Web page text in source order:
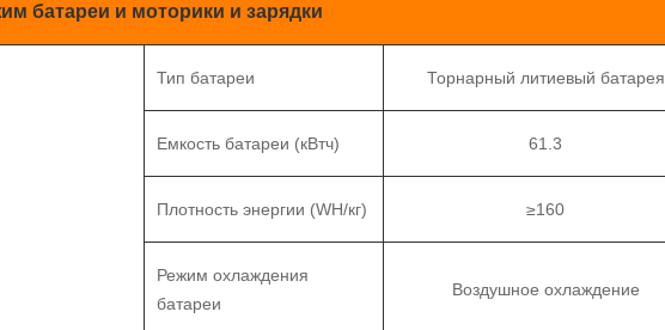
батареи и моторики и зарядки
Тип батареи Торнарный литиевый батарея
Емкость батареи (кВтч) 61.3
Плотность энергии (WH/кг) ≥160
Режим охлаждения
батареи
Воздушное охлаждение